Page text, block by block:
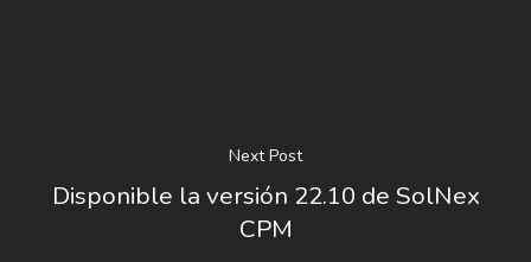
Next Post
Disponible la versión 22.10 de SolNex
CPM